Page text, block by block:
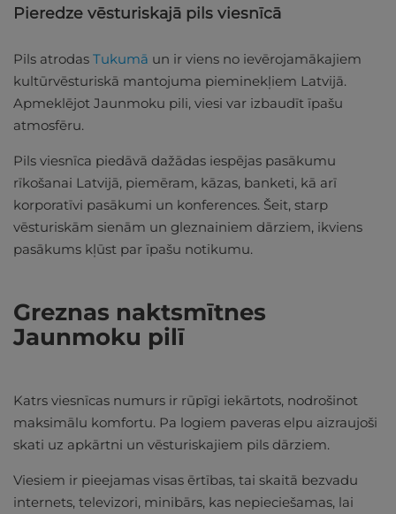
Pieredze vēsturiskajā pils viesnīcā
Pils atrodas Tukumā un ir viens no ievērojamākajiem
kultūrvēsturiskā mantojuma pieminekļiem Latvijā.
Apmeklējot Jaunmoku pili, viesi var izbaudīt īpašu
atmosfēru.
Pils viesnīca piedāvā dažādas iespējas pasākumu
rīkošanai Latvijā, piemēram, kāzas, banketi, kā arī
korporatīvi pasākumi un konferences. Šeit, starp
vēsturiskām sienām un gleznainiem dārziem, ikviens
pasākums kļūst par īpašu notikumu.
Greznas naktsmītnes
Jaunmoku pilī
Katrs viesnīcas numurs ir rūpīgi iekārtots, nodrošinot
maksimālu komfortu. Pa logiem paveras elpu aizraujoši
skati uz apkārtni un vēsturiskajiem pils dārziem.
Viesiem ir pieejamas visas ērtības, tai skaitā bezvadu
internets, televizori, minibārs, kas nepieciešamas, lai